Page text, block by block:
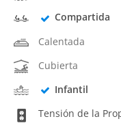
Compartida
Calentada
Cubierta
Infantil
Tensión de la